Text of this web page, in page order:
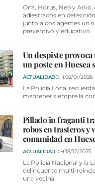
Ona, Horus, Neo y
adiestrados en
junto a dos agentes un
preventivo y educativo
Un despiste
un poste en Huesca
ACTUALIDADD.H. 02/01/2026
La Policía Local
mantener siempre la
Pillado in fraganti
robos en trasteros y
comunidad en
ACTUALIDADD.H. 18/12/2025
La Policía Nacional y la
delincuente
una vecina